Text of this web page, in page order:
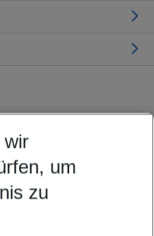
Wünschen
wir
um
zu